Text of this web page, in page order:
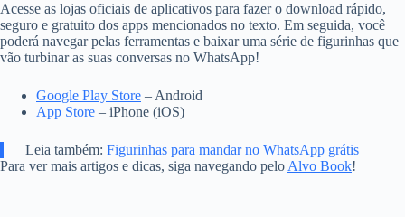
Acesse as lojas oficiais de aplicativos para fazer o download rápido,
seguro e gratuito dos apps mencionados no texto. Em seguida, você
poderá navegar pelas ferramentas e baixar uma série de figurinhas que
vão turbinar as suas conversas no WhatsApp!
Google Play Store – Android
App Store – iPhone (iOS)
Leia também: Figurinhas para mandar no WhatsApp grátis
Para ver mais artigos e dicas, siga navegando pelo Alvo Book!